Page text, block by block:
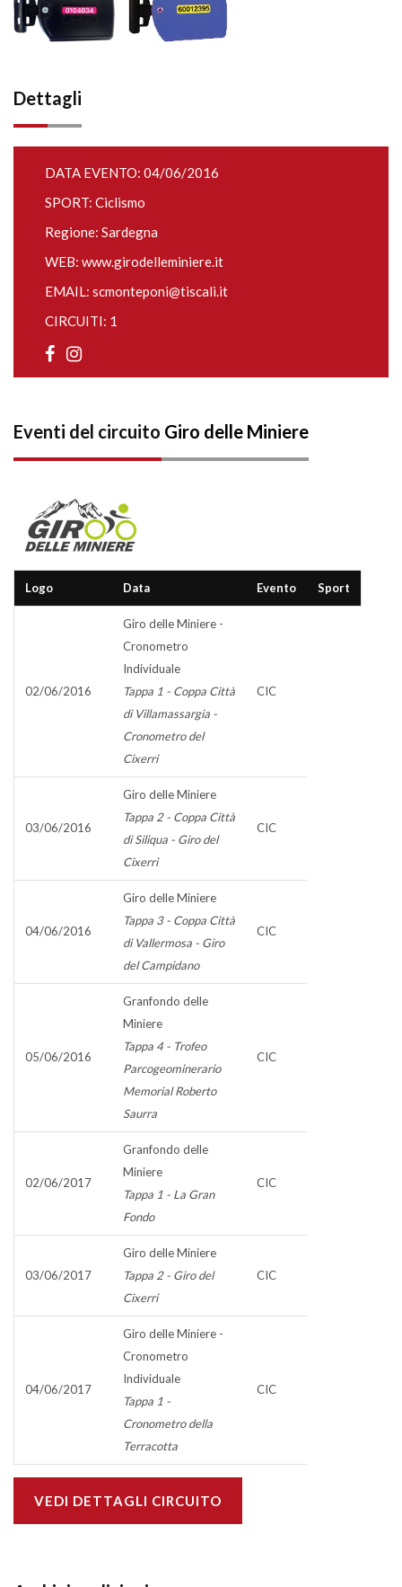
Dettagli
DATA EVENTO: 04/06/2016
SPORT: Ciclismo
Regione: Sardegna
WEB: www.girodelleminiere.it
EMAIL: scmonteponi@tiscali.it
CIRCUITI: 1
Eventi del circuito Giro delle Miniere
Logo Data Evento Sport
02/06/2016
Giro delle Miniere -
Cronometro
Individuale
Tappa 1 - Coppa Città
di Villamassargia -
Cronometro del
Cixerri
CIC
03/06/2016
Giro delle Miniere
Tappa 2 - Coppa Città
di Siliqua - Giro del
Cixerri
CIC
04/06/2016
Giro delle Miniere
Tappa 3 - Coppa Città
di Vallermosa - Giro
del Campidano
CIC
05/06/2016
Granfondo delle
Miniere
Tappa 4 - Trofeo
Parcogeominerario
Memorial Roberto
Saurra
CIC
02/06/2017
Granfondo delle
Miniere
Tappa 1 - La Gran
Fondo
CIC
03/06/2017
Giro delle Miniere
Tappa 2 - Giro del
Cixerri
CIC
04/06/2017
Giro delle Miniere -
Cronometro
Individuale
Tappa 1 -
Cronometro della
Terracotta
CIC
VEDI DETTAGLI CIRCUITO